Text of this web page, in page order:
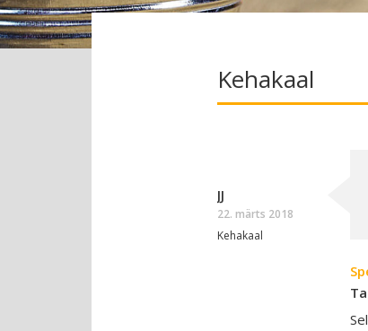
Kehakaal
JJ
22. märts 2018
Kehakaal